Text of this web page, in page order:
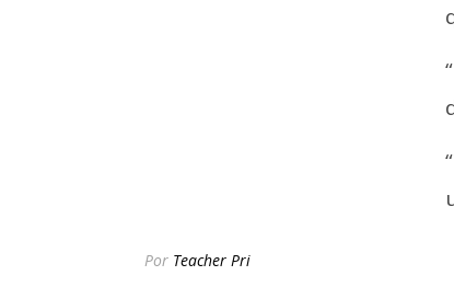
Por Teacher Pri